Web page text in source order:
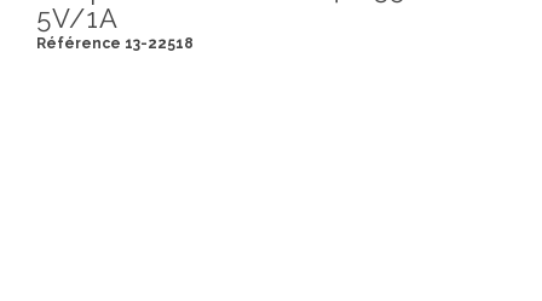
5V/1A
Référence 13-22518